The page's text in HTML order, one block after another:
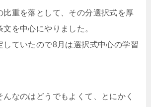
比重を落として、その分選択式を厚
を中心にやりました。
していたので8月は選択式中心の学習
なのはどうでもよくて、とにかく